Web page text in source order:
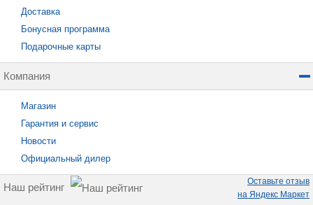
Доставка
Бонусная программа
Подарочные карты
Компания
Магазин
Гарантия и сервис
Новости
Официальный дилер
Наш рейтинг
Оставьте отзыв
на Яндекс Маркет